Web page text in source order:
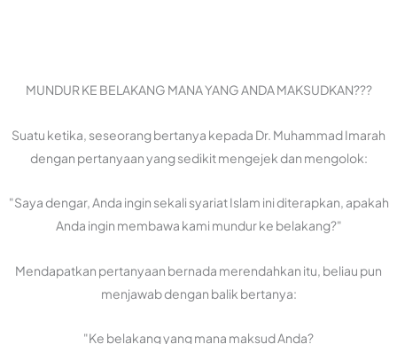
MUNDUR KE BELAKANG MANA YANG ANDA MAKSUDKAN???
Suatu ketika, seseorang bertanya kepada Dr. Muhammad Imarah
dengan pertanyaan yang sedikit mengejek dan mengolok:
"Saya dengar, Anda ingin sekali syariat Islam ini diterapkan, apakah
Anda ingin membawa kami mundur ke belakang?"
Mendapatkan pertanyaan bernada merendahkan itu, beliau pun
menjawab dengan balik bertanya:
"Ke belakang yang mana maksud Anda?